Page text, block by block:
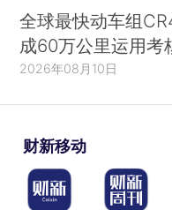
全球最快动车组
成60万公里运用考
2026年08月10日
财新移动